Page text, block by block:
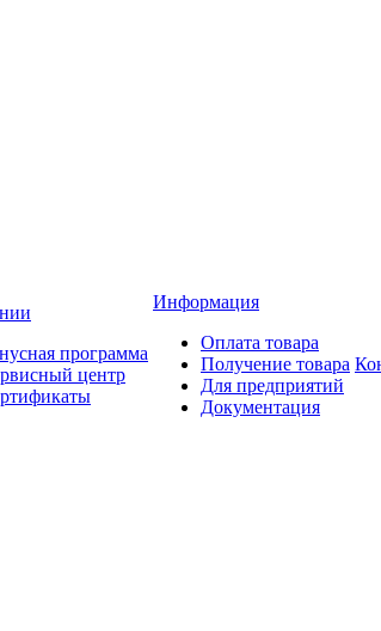
программа
центр
Информация
Оплата товара
Получение товара
Для предприятий
Документация